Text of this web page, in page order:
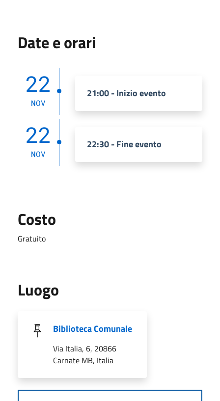
Date e orari
22
NOV
21:00 - Inizio evento
22
NOV
22:30 - Fine evento
Costo
Gratuito
Luogo
Biblioteca Comunale
Via Italia, 6, 20866
Carnate MB, Italia